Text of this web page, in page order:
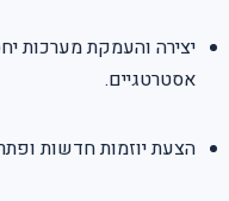
יצירה והעמקת מערכות
אסטרטגיים.
הצעת יוזמות חדשות